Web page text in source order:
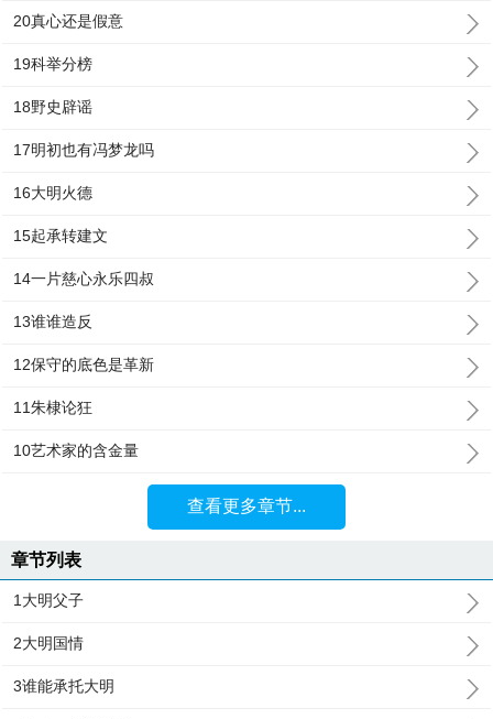
20真心还是假意
19科举分榜
18野史辟谣
17明初也有冯梦龙吗
16大明火德
15起承转建文
14一片慈心永乐四叔
13谁谁造反
12保守的底色是革新
11朱棣论狂
10艺术家的含金量
查看更多章节...
章节列表
1大明父子
2大明国情
3谁能承托大明